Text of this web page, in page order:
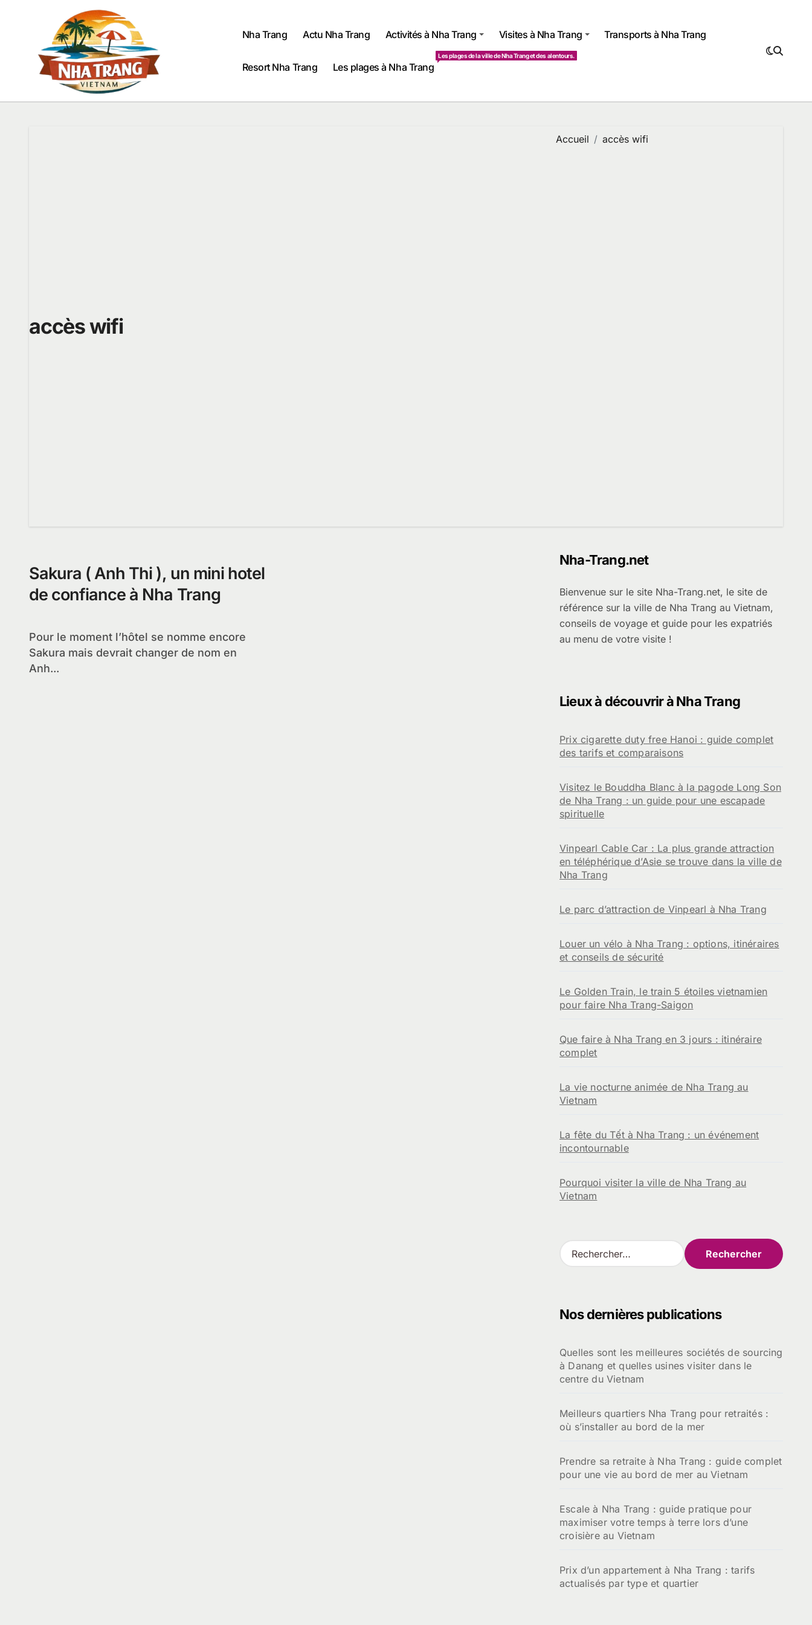
Nha Trang Actu Nha Trang Activités à Nha Trang Visites à Nha Trang Transports à Nha Trang
Resort Nha Trang Les plages à Nha Trang
Les plages de la ville de Nha Trang et des alentours.
accès wifi
Accueil accès wifi
Sakura ( Anh Thi ), un mini hotel
de confiance à Nha Trang
Pour le moment l’hôtel se nomme encore
Sakura mais devrait changer de nom en
Anh...
Nha-Trang.net
Bienvenue sur le site Nha-Trang.net, le site de
référence sur la ville de Nha Trang au Vietnam,
conseils de voyage et guide pour les expatriés
au menu de votre visite !
Lieux à découvrir à Nha Trang
Prix cigarette duty free Hanoi : guide complet
des tarifs et comparaisons
Visitez le Bouddha Blanc à la pagode Long Son
de Nha Trang : un guide pour une escapade
spirituelle
Vinpearl Cable Car : La plus grande attraction
en téléphérique d’Asie se trouve dans la ville de
Nha Trang
Le parc d’attraction de Vinpearl à Nha Trang
Louer un vélo à Nha Trang : options, itinéraires
et conseils de sécurité
Le Golden Train, le train 5 étoiles vietnamien
pour faire Nha Trang-Saigon
Que faire à Nha Trang en 3 jours : itinéraire
complet
La vie nocturne animée de Nha Trang au
Vietnam
La fête du Tết à Nha Trang : un événement
incontournable
Pourquoi visiter la ville de Nha Trang au
Vietnam
R
e
r
e
r
Nos dernières publications
Quelles sont les meilleures sociétés de sourcing
à Danang et quelles usines visiter dans le
centre du Vietnam
Meilleurs quartiers Nha Trang pour retraités :
où s’installer au bord de la mer
Prendre sa retraite à Nha Trang : guide complet
pour une vie au bord de mer au Vietnam
Escale à Nha Trang : guide pratique pour
maximiser votre temps à terre lors d’une
croisière au Vietnam
Prix d’un appartement à Nha Trang : tarifs
actualisés par type et quartier